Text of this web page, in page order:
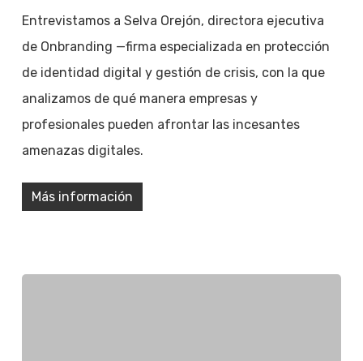
Entrevistamos a Selva Orejón, directora ejecutiva
de Onbranding —firma especializada en protección
de identidad digital y gestión de crisis, con la que
analizamos de qué manera empresas y
profesionales pueden afrontar las incesantes
amenazas digitales.
Más información